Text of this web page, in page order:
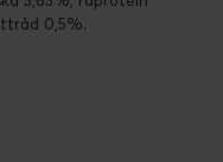
0,5%.